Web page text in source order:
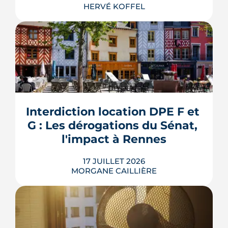
HERVÉ KOFFEL
Louer, c'est aussi assurer. Entre
l'obligation légale, les garanties utiles
et les options commerciales, ce guide
bien sans payer pour rien.
LIRE L'ARTICLE
Interdiction location DPE F et
G : Les dérogations du Sénat,
l'impact à Rennes
17 JUILLET 2026
MORGANE CAILLIÈRE
Le 8 juillet 2026, le Sénat a voté cinq